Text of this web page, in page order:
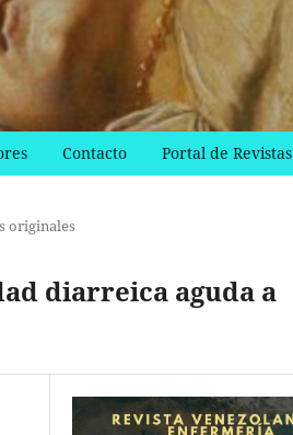
Contacto Portal de Revistas
originales
diarreica aguda a